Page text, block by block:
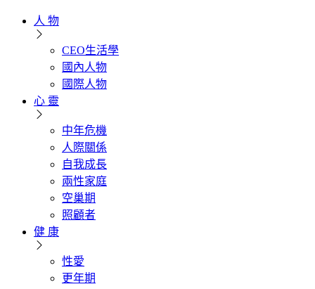
人 物
CEO生活學
國內人物
國際人物
心 靈
中年危機
人際關係
自我成長
兩性家庭
空巢期
照顧者
健 康
性愛
更年期